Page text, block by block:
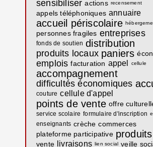
sensibiliser actions recensement
appels téléphoniques annuaire
accueil périscolaire
personnes fragiles entreprises
fonds de soutien distribution
produits locaux paniers
emplois facturation appel cellule
accompagnement
difficultés économiques
couture cellule d'appel
points de vente offre
service scolaire formulaire d'inscription
enseignants crèche commerces
plateforme participative produits
vente livraisons lien social veille